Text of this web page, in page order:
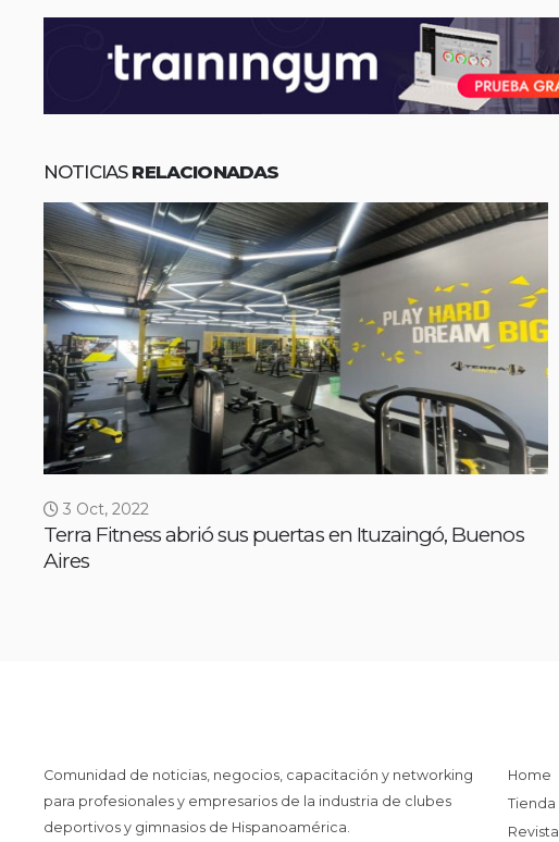
NOTICIAS RELACIONADAS
3 Oct, 2022
Terra Fitness abrió sus puertas en Ituzaingó, Buenos
Aires
Comunidad de noticias, negocios, capacitación y networking
para profesionales y empresarios de la industria de clubes
deportivos y gimnasios de Hispanoamérica.
Home
Tienda
Revista